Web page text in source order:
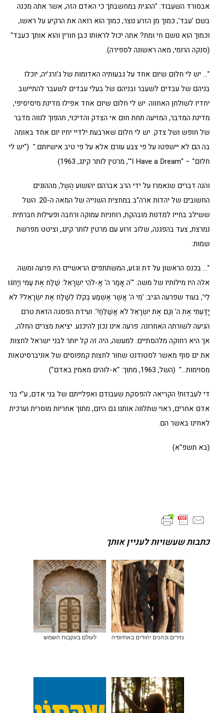
אבסורד השעבוד: "ההגית במחשבתך כי האדם הזה, אשר אתה מכנה
בשם 'עבד', כמוך מן הזרע נוצר, כמוך הוא רואה את הרקיע על ראשו,
וכמוך הוא נושם חי ומת? אתה יכול לראותו כבן חורין והוא אותך כעבד"
(סנקה הרומי, מאה ראשונה לספירה).
"… יש לי חלום שיום אחד על גבעותיה האדומות של ג'ורג'יה, יוכלו
בניהם של עבדים לשעבר ובניהם של בעלי עבדים לשעבר להתיישב
יחדיו לשולחן האחווה. יש לי חלום שיום אחד אפילו מדינת מיסיסיפי,
מדינת המדבר, המזיעה תחת חום אי הצדק והדיכוי, תהפוך לנווה מדבר
של חופש ושל צדק. יש לי חלום שארבעת ילדיי יחיו יום אחד באומה
בה הם לא יישפטו על פי צבע עורם אלא על פי טיב אישיותם." ("יש לי
חלום" – "I Have a Dream"', מרטין לותר קינג, 1963)
והנה דברים שנאמרו על ידי הרב אברהם יהושוע הֶשֶל, מההוגים
החשובים של יהדות ארה"ב במחצית השנייה של המאה ה-20. השל
ששילב בחייו למדנות מובהקת, רוחניות עמוקה ורחבה ופעילות חברתית
נמרצת, צעד בהפגנה, שלוב זרוע עם מרטין לותר קינג, וציטט מפרשת
שמות:
"… בכנס הראשון על דת וגזע, המשתתפים הראשיים היו פרעה ומשה.
אלה היו מילותיו של משה: "'ֹּה אָמַר ה' אֱ-לֹהֵי יִשְׂרָאֵל: שַׁלַּח אֶת עַמִּי וְיָחֹגּוּ
לִי', בעוד שפרעה הגיב: 'מִי ה' אֲשֶׁר אֶשְׁמַע בְּקֹלוֹ לְשַׁלַּח אֶת יִשְׂרָאֵל? לֹא
יָדַעְתִּי אֶת ה' וְגַם אֶת יִשְׂרָאֵל לֹא אֲשַׁלֵּחַ!'. ועידת הפסגה הזאת טרם
הגיעה לשורתה האחרונה. פרעה אינו נכון להיכנע. יציאת מצרים החלה,
אך היא רחוקה מלהסתיים. למעשה, היה זה קל יותר לבני ישראל לחצות
את ים סוף מאשר לסטודנט שחור לחצות קמפוסים של אוניברסיטאות
מסוימות…" (השל, 1963, מתוך: "א-לוהים מאמין באדם")
די לעבדות! הקריאה להפסקת שעבודם ואפלייתם של בני אדם, ע"י בני
אדם אחרים, ראוי שתלווה אותנו גם היום, מתוך אחריות מוסרית וערכית
לאחינו באשר הם.
(בא תשפ"א)
כתבות שעשויות לעניין אותך
נזירים וכהנים יהודים באתיופיה לעולם בעקבות השמש